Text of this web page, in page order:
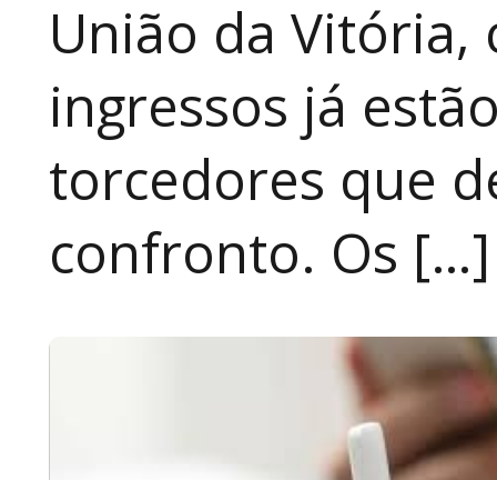
União da Vitória,
ingressos já
torcedores que
confronto. Os […]